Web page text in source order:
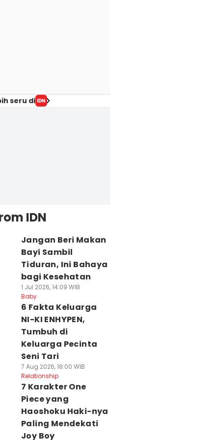
seru di
IDN
Jangan Beri Makan
Bayi Sambil
Tiduran, Ini Bahaya
bagi Kesehatan
1 Jul 2026, 14:09 WIB
Baby
6 Fakta Keluarga
NI-KI ENHYPEN,
Tumbuh di
Keluarga Pecinta
Seni Tari
7 Aug 2026, 18:00 WIB
Relationship
7 Karakter One
Piece yang
Haoshoku Haki-nya
Paling Mendekati
Joy Boy